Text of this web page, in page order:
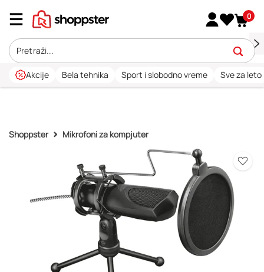
0
Akcije Bela tehnika Sport i slobodno vreme Sve za leto
Shoppster Mikrofoni za kompjuter